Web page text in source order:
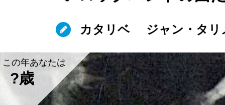
カタリベ ジャン・タリ
この年あなたは
?歳